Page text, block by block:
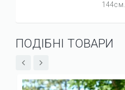
144см.
ПОДІБНІ ТОВАРИ